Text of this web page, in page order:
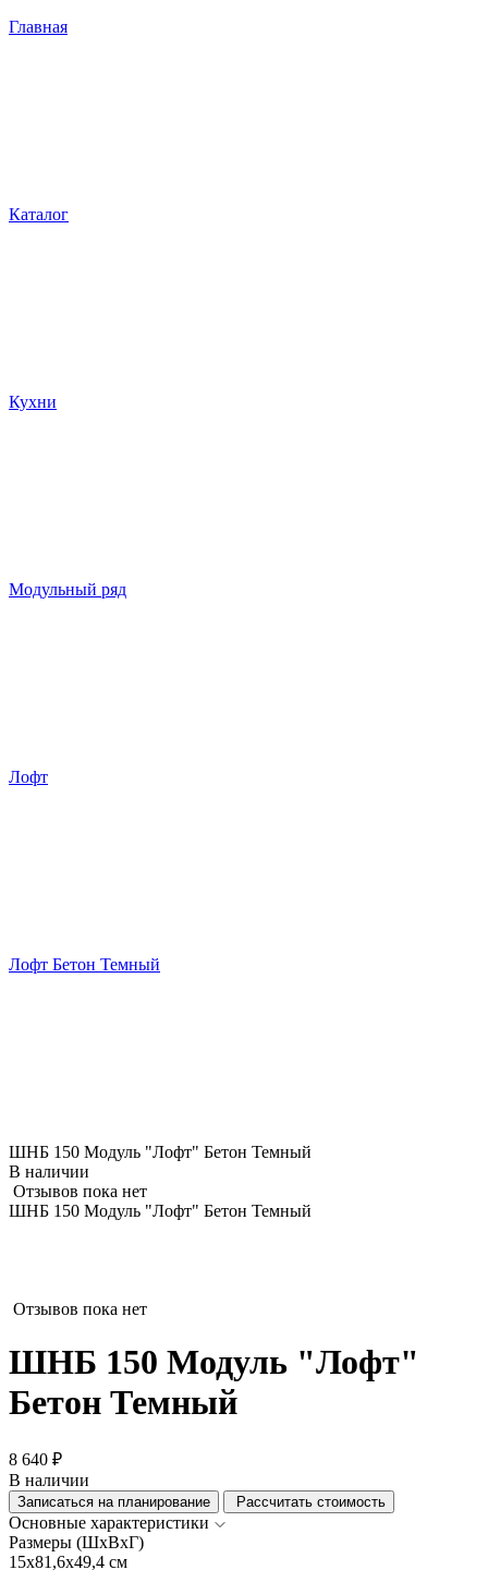
Главная
Каталог
Кухни
Модульный ряд
Лофт
Лофт Бетон Темный
ШНБ 150 Модуль "Лофт" Бетон Темный
В наличии
Отзывов пока нет
ШНБ 150 Модуль "Лофт" Бетон Темный
Отзывов пока нет
ШНБ 150 Модуль "Лофт"
Бетон Темный
8 640 ₽
В наличии
Записаться на планирование Рассчитать стоимость
Основные характеристики
Размеры (ШхВхГ)
15x81,6x49,4 см